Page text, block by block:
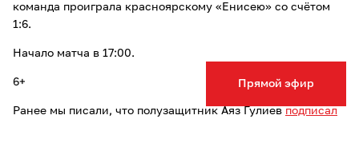
Прямой эфир
команда проиграла красноярскому «Енисею» со счётом
1:6.
Начало матча в 17:00.
6+
Ранее мы писали, что полузащитник Аяз Гулиев подписал